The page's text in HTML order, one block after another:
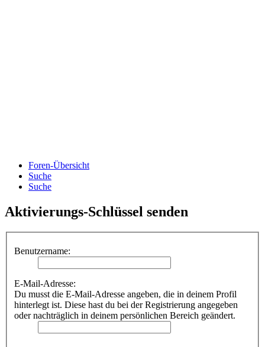
Foren-Übersicht
Suche
Suche
Aktivierungs-Schlüssel senden
Benutzername:
E-Mail-Adresse:
Du musst die E-Mail-Adresse angeben, die in deinem Profil
hinterlegt ist. Diese hast du bei der Registrierung angegeben
oder nachträglich in deinem persönlichen Bereich geändert.